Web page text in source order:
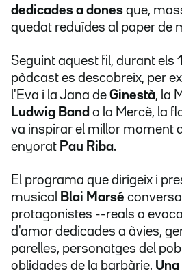
dedicades a dones que,
quedat reduïdes al paper de
Seguint aquest fil, durant els
pòdcast es descobreix, per
l'Eva i la Jana de Ginestà, la
Ludwig Band o la Mercè, la
va inspirar el millor moment
enyorat Pau Riba.
El programa que dirigeix i
musical Blai Marsé
protagonistes --reals o
d'amor dedicades a àvies,
parelles, personatges del
oblidades de la barbàrie.